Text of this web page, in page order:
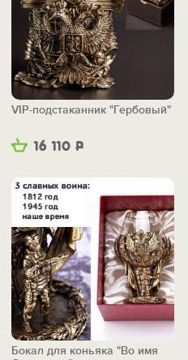
16 110 Р
VIP-подстаканник "Гербовый"
Бокал для коньяка "Во имя